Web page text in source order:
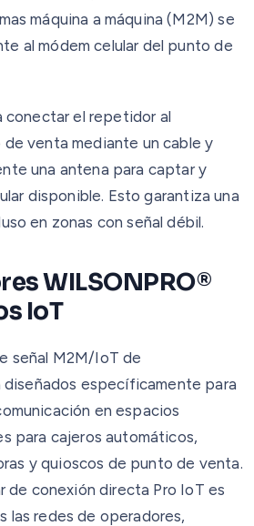
máquina a máquina (M2M) se
al módem celular del punto de
conectar el repetidor al
venta mediante un cable y
una antena para captar y
disponible. Esto garantiza una
en zonas con señal débil.
WILSONPRO®
IoT
señal M2M/IoT de
diseñados específicamente para
en espacios
para cajeros automáticos,
y quioscos de punto de venta.
de conexión directa Pro IoT es
las redes de operadores,